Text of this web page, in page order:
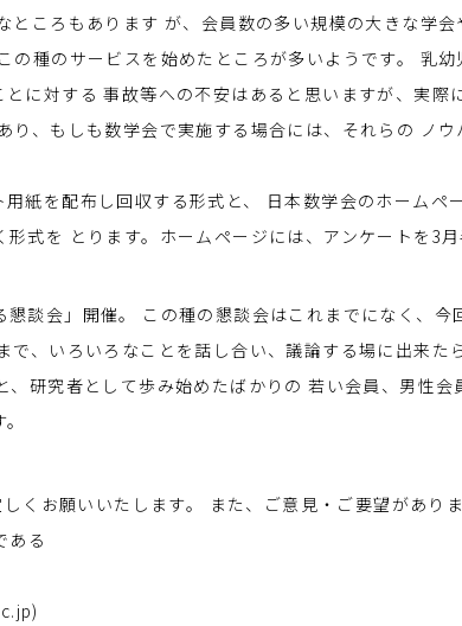
ところもあります が、会員数の多い規模の大きな学会
の種のサービスを始めたところが多いようです。 乳幼
に対する 事故等への不安はあると思いますが、実際
、もしも数学会で実施する場合には、それらの ノウ
紙を配布し回収する形式と、 日本数学会のホームペー
式を とります。ホームページには、アンケートを3月
談会」開催。 この種の懇談会はこれまでになく、今
、いろいろなことを話し合い、議論する場に出来た
、研究者として歩み始めたばかりの 若い会員、男性会
くお願いいたします。 また、ご意見・ご要望がありま
ープである